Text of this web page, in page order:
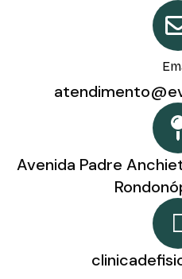
Avenida Padre